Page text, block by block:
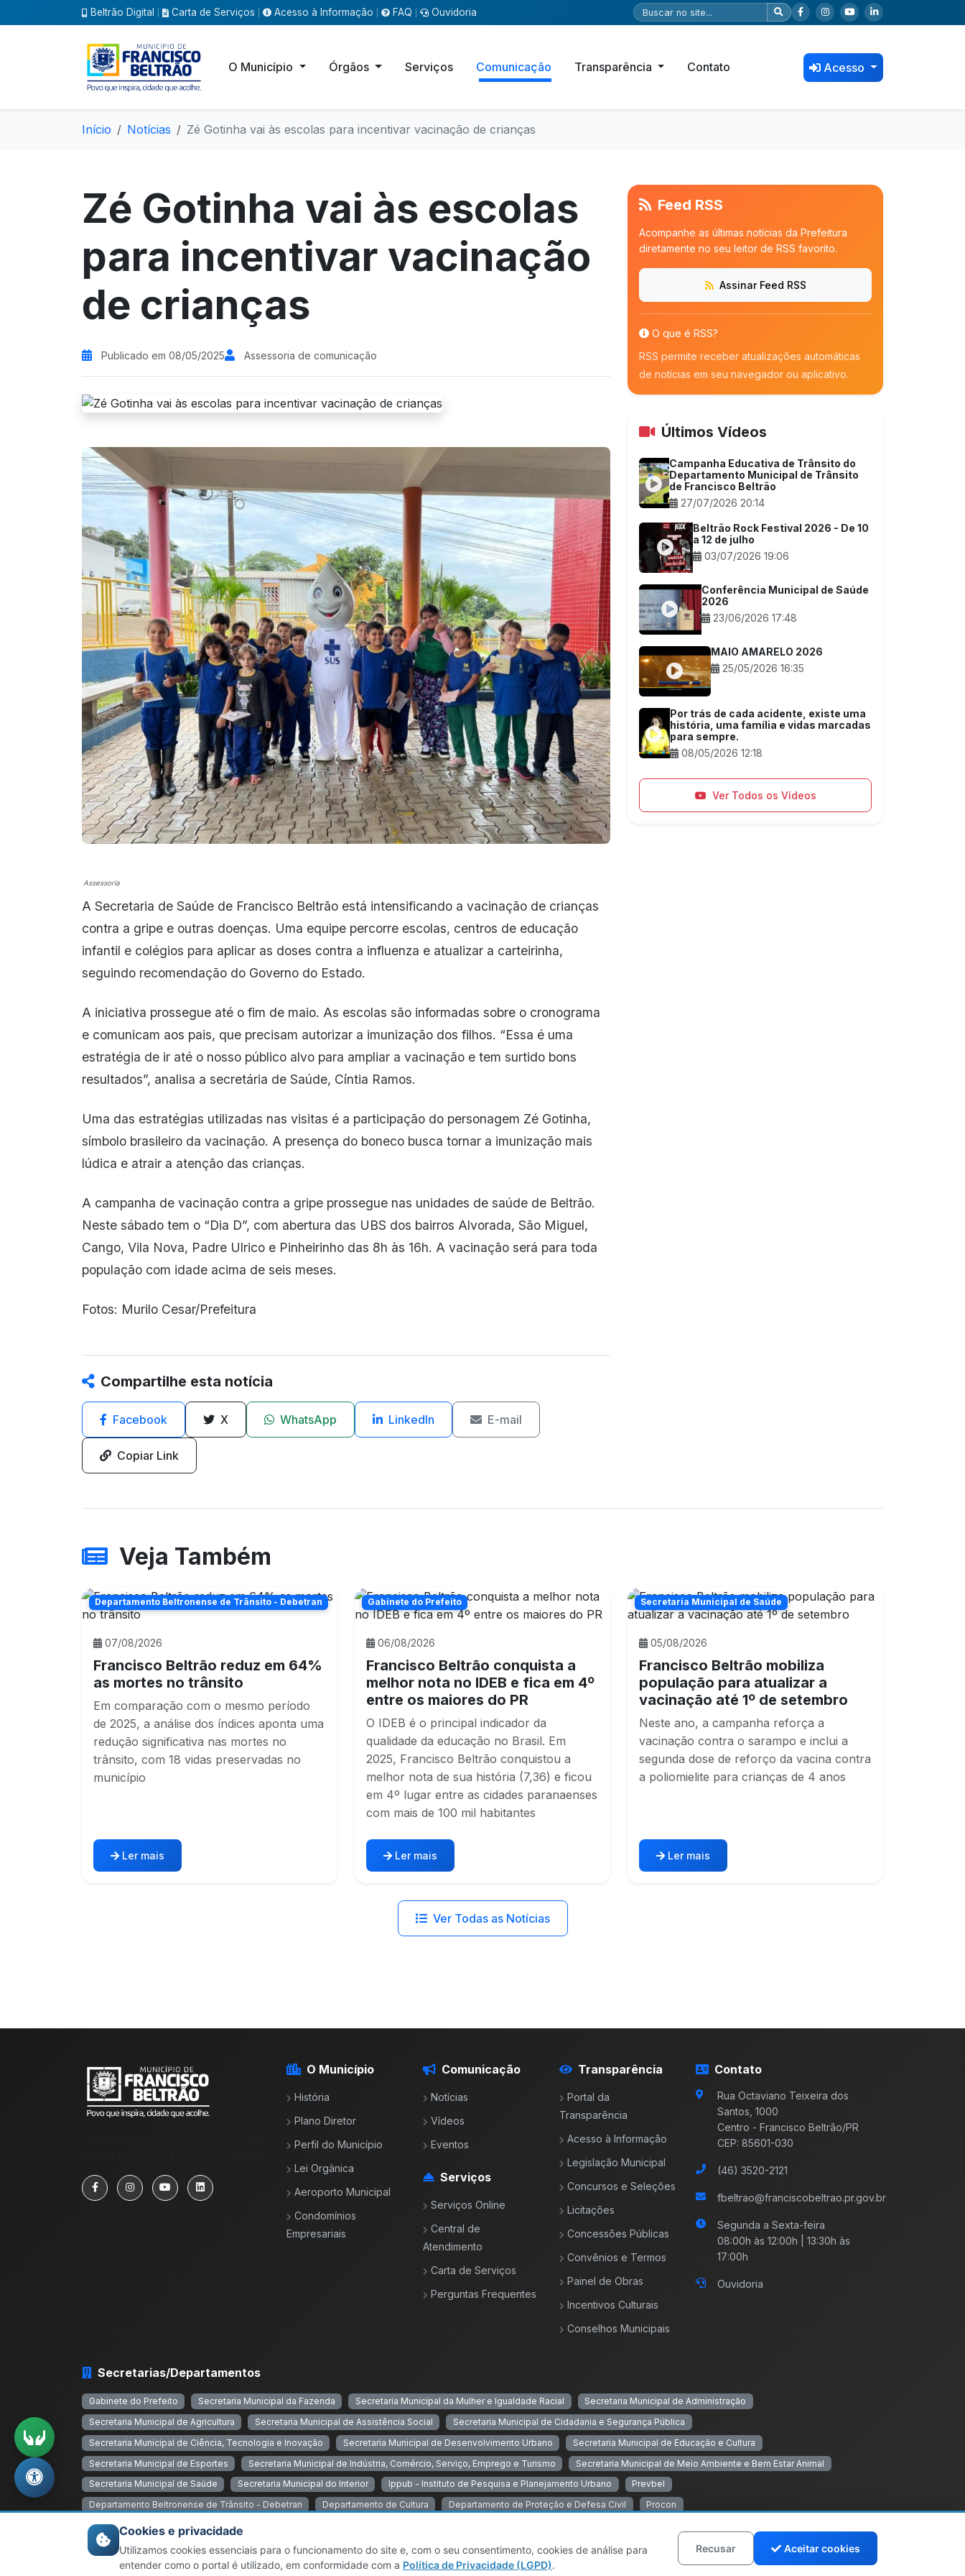
Beltrão Digital Carta de Serviços Acesso à Informação FAQ Ouvidoria
O Município Órgãos Serviços Comunicação Transparência Contato Acesso
Início Notícias Zé Gotinha vai às escolas para incentivar vacinação de crianças
Zé Gotinha vai às escolas
para incentivar vacinação
de crianças
Publicado em 08/05/2025 Assessoria de comunicação
Assessoria
A Secretaria de Saúde de Francisco Beltrão está intensificando a vacinação de crianças
contra a gripe e outras doenças. Uma equipe percorre escolas, centros de educação
infantil e colégios para aplicar as doses contra a influenza e atualizar a carteirinha,
seguindo recomendação do Governo do Estado.
A iniciativa prossegue até o fim de maio. As escolas são informadas sobre o cronograma
e comunicam aos pais, que precisam autorizar a imunização dos filhos. “Essa é uma
estratégia de ir até o nosso público alvo para ampliar a vacinação e tem surtido bons
resultados”, analisa a secretária de Saúde, Cíntia Ramos.
Uma das estratégias utilizadas nas visitas é a participação do personagem Zé Gotinha,
símbolo brasileiro da vacinação. A presença do boneco busca tornar a imunização mais
lúdica e atrair a atenção das crianças.
A campanha de vacinação contra a gripe prossegue nas unidades de saúde de Beltrão.
Neste sábado tem o “Dia D”, com abertura das UBS dos bairros Alvorada, São Miguel,
Cango, Vila Nova, Padre Ulrico e Pinheirinho das 8h às 16h. A vacinação será para toda
população com idade acima de seis meses.
Fotos: Murilo Cesar/Prefeitura
Compartilhe esta notícia
Facebook X WhatsApp LinkedIn E-mail
Copiar Link
Feed RSS
Acompanhe as últimas notícias da Prefeitura
diretamente no seu leitor de RSS favorito.
Assinar Feed RSS
O que é RSS?
RSS permite receber atualizações automáticas
de notícias em seu navegador ou aplicativo.
Últimos Vídeos
Campanha Educativa de Trânsito do
Departamento Municipal de Trânsito
de Francisco Beltrão
27/07/2026 20:14
Beltrão Rock Festival 2026 - De 10
a 12 de julho
03/07/2026 19:06
Conferência Municipal de Saúde
2026
23/06/2026 17:48
MAIO AMARELO 2026
25/05/2026 16:35
Por trás de cada acidente, existe uma
história, uma família e vidas marcadas
para sempre.
08/05/2026 12:18
Ver Todos os Vídeos
Veja Também
Departamento Beltronense de Trânsito - Debetran
07/08/2026
Francisco Beltrão reduz em 64%
as mortes no trânsito
Em comparação com o mesmo período
de 2025, a análise dos índices aponta uma
redução significativa nas mortes no
trânsito, com 18 vidas preservadas no
município
Ler mais
Gabinete do Prefeito
06/08/2026
Francisco Beltrão conquista a
melhor nota no IDEB e fica em 4º
entre os maiores do PR
O IDEB é o principal indicador da
qualidade da educação no Brasil. Em
2025, Francisco Beltrão conquistou a
melhor nota de sua história (7,36) e ficou
em 4º lugar entre as cidades paranaenses
com mais de 100 mil habitantes
Ler mais
Secretaria Municipal de Saúde
05/08/2026
Francisco Beltrão mobiliza
população para atualizar a
vacinação até 1º de setembro
Neste ano, a campanha reforça a
vacinação contra o sarampo e inclui a
segunda dose de reforço da vacina contra
a poliomielite para crianças de 4 anos
Ler mais
Ver Todas as Notícias
O Município
História
Plano Diretor
Perfil do Município
Lei Orgânica
Aeroporto Municipal
Condomínios
Empresariais
Comunicação
Notícias
Vídeos
Eventos
Serviços
Serviços Online
Central de
Atendimento
Carta de Serviços
Perguntas Frequentes
Transparência
Portal da
Transparência
Acesso à Informação
Legislação Municipal
Concursos e Seleções
Licitações
Concessões Públicas
Convênios e Termos
Painel de Obras
Incentivos Culturais
Conselhos Municipais
Contato
Rua Octaviano Teixeira dos
Santos, 1000
Centro - Francisco Beltrão/PR
CEP: 85601-030
(46) 3520-2121
fbeltrao@franciscobeltrao.pr.gov.br
Segunda a Sexta-feira
08:00h às 12:00h | 13:30h às
17:00h
Ouvidoria
Secretarias/Departamentos
Gabinete do Prefeito Secretaria Municipal da Fazenda Secretaria Municipal da Mulher e Igualdade Racial
Secretaria Municipal de Administração
Secretaria Municipal de Agricultura
Secretaria Municipal de Assistência Social
Secretaria Municipal de Cidadania e Segurança Pública
Secretaria Municipal de Ciência, Tecnologia e Inovação
Secretaria Municipal de Desenvolvimento Urbano
Secretaria Municipal de Educação e Cultura
Secretaria Municipal de Esportes
Secretaria Municipal de Indústria, Comércio, Serviço, Emprego e Turismo
Secretaria Municipal de Meio Ambiente e Bem Estar Animal
Secretaria Municipal de Saúde
Secretaria Municipal do Interior Ippub - Instituto de Pesquisa e Planejamento Urbano
Prevbel
Departamento Beltronense de Trânsito - Debetran
Departamento de Cultura Departamento de Proteção e Defesa Civil Procon
© 2026 Prefeitura Municipal de Francisco Beltrão. Todos os direitos reservados. Mapa do Site
Cookies e privacidade
Utilizamos cookies essenciais para o funcionamento do site e, com o seu consentimento, cookies de análise para
entender como o portal é utilizado, em conformidade com a Política de Privacidade (LGPD).
Recusar Aceitar cookies